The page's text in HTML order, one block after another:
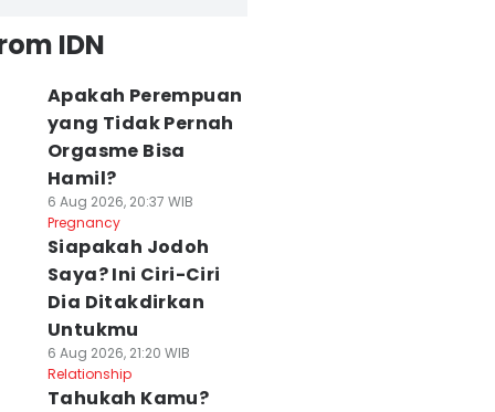
IDN
Apakah Perempuan
yang Tidak Pernah
Orgasme Bisa
Hamil?
6 Aug 2026, 20:37 WIB
Pregnancy
Siapakah Jodoh
Saya? Ini Ciri-Ciri
Dia Ditakdirkan
Untukmu
6 Aug 2026, 21:20 WIB
Relationship
Tahukah Kamu?